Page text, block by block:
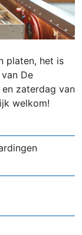
platen, het is
De
zaterdag van
welkom!